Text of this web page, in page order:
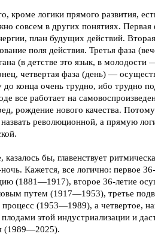
кроме логики прямого развития,
совсем в других понятиях. Первая
план будущих действий.
поля действия. Третья фаза
(в детстве это язык, в молодости
четвертая фаза (день) —
до конца очень трудно, ибо трудно
все работает на
рождение нового качества. Потому
революционной, а прямую
бы, главенствует
Кажется, все логично: первое
(1881—1917), второе 36-летие
путем (1917—1953), третье
процесс (1953—1989), а четвертое,
этой индустриализации и
(1989—2025).